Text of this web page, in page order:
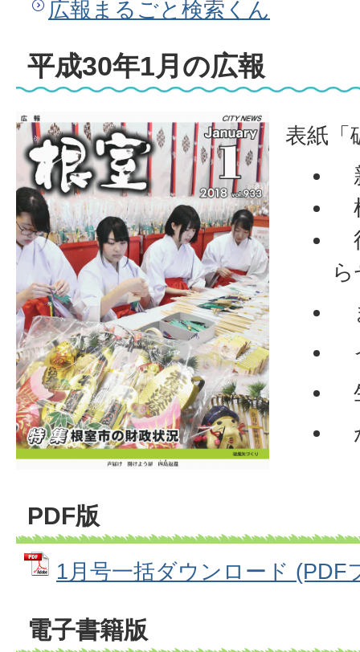
広報まるごと検索くん
平成30年1月の広報
表紙「
PDF版
1月号一括ダウンロード (PDF
電子書籍版